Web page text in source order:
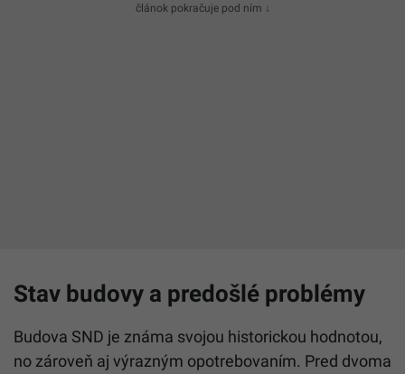
článok pokračuje pod ním ↓
Stav budovy a predošlé problémy
Budova SND je známa svojou historickou hodnotou,
no zároveň aj výrazným opotrebovaním. Pred dvoma